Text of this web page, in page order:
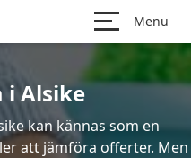
Menu
i Alsike
kan kännas som en
att jämföra offerter. Men